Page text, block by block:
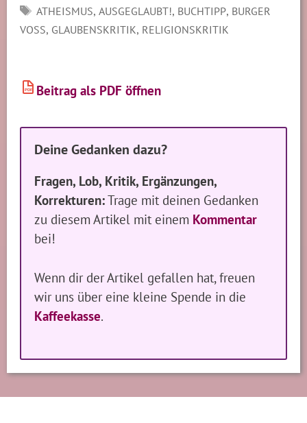
SCHLAGWÖRTER
ATHEISMUS, AUSGEGLAUBT!, BUCHTIPP, BURGER
VOSS, GLAUBENSKRITIK, RELIGIONSKRITIK
PDF Beitrag als PDF öffnen
Deine Gedanken dazu?
Fragen, Lob, Kritik, Ergänzungen,
Korrekturen:Trage mit deinen Gedanken
zu diesem Artikel mit einem Kommentar
bei!
Wenn dir der Artikel gefallen hat, freuen
wir uns über eine kleine Spende in die
Kaffeekasse.